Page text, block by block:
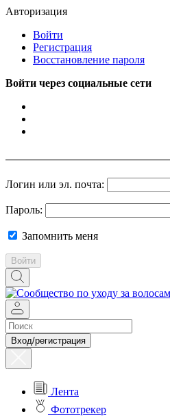
Авторизация
Войти
Регистрация
Восстановление пароля
Войти через социальные сети
Логин или эл. почта:
Пароль:
Запомнить меня
Войти
Вход/регистрация
Лента
Фототрекер